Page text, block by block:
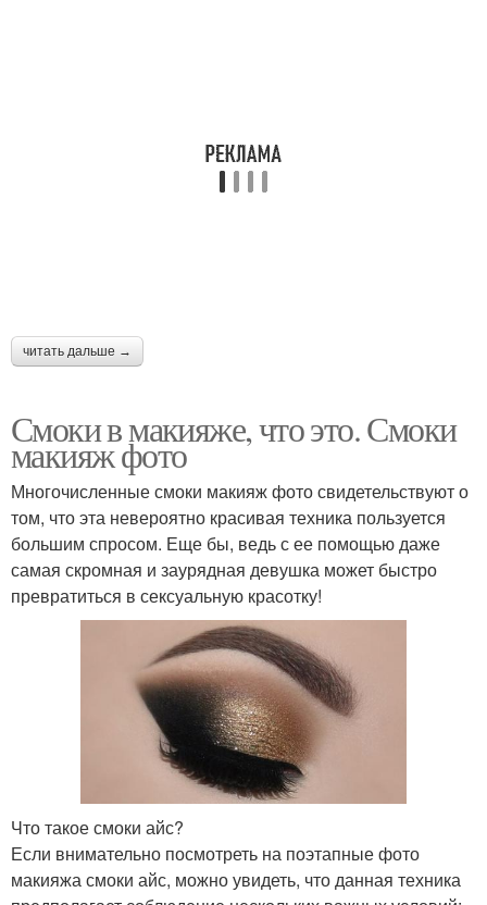
читать дальше →
Смоки в макияже, что это. Смоки
макияж фото
Многочисленные смоки макияж фото свидетельствуют о
том, что эта невероятно красивая техника пользуется
большим спросом. Еще бы, ведь с ее помощью даже
самая скромная и заурядная девушка может быстро
превратиться в сексуальную красотку!
Что такое смоки айс?
Если внимательно посмотреть на поэтапные фото
макияжа смоки айс, можно увидеть, что данная техника